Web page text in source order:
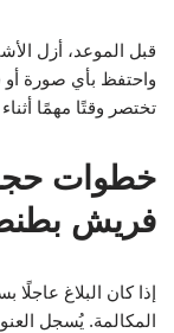
قبل الموعد، أزل
واحتفظ بأي صورة أو
تختصر وقتًا مهمًا أثناء
خطوات
فريش
إذا كان البلاغ
المكالمة. يُسجل